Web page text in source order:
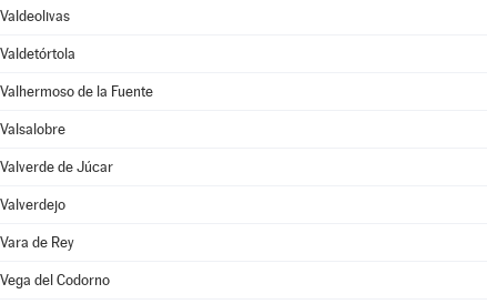
Valdeolivas
Valdetórtola
Valhermoso de la Fuente
Valsalobre
Valverde de Júcar
Valverdejo
Vara de Rey
Vega del Codorno